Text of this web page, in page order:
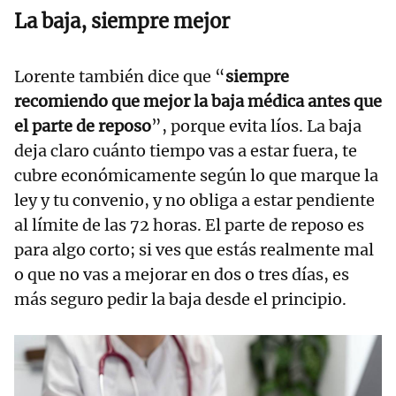
La baja, siempre mejor
Lorente también dice que “siempre
recomiendo que mejor la baja médica antes que
el parte de reposo”, porque evita líos. La baja
deja claro cuánto tiempo vas a estar fuera, te
cubre económicamente según lo que marque la
ley y tu convenio, y no obliga a estar pendiente
al límite de las 72 horas. El parte de reposo es
para algo corto; si ves que estás realmente mal
o que no vas a mejorar en dos o tres días, es
más seguro pedir la baja desde el principio.